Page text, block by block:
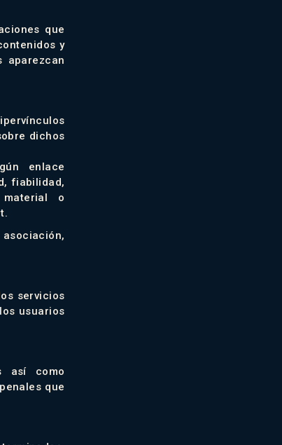
que
y
dichos
enlace
fiabilidad,
o
servicios
usuarios
así como
que